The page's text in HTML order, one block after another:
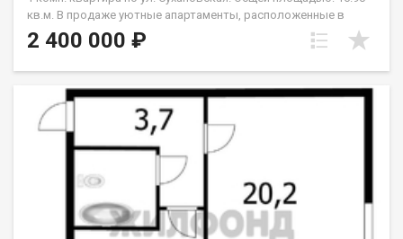
кв.м. В продаже уютные апартаменты, расположенные в
динамично развивающемся районе города Новосибирска.
Апартаменты площадью 16.9 квадратных метров, на 3 этаже
выгодная, доходная инвестиция при сдачи в аренду. Квартира
продается вся с мебелью и техникой(кроме
телевизора)готова к заселению. Дом оборудован системой
видеонаблюдения и находится под охраной. Район предлагает
превосходную инфраструктуру для комфортной жизни. В
непосредственной близости расположены все необходимые
объекты: продуктовые магазины, аптеки, фитнес-клубы и
кафе. Для семей с детьми неоспоримым преимуществом
2 400 000 ₽